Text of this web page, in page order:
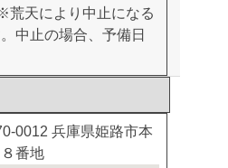
荒天により中止になる
中止の場合、予備日
0012 兵庫県姫路市本
番地